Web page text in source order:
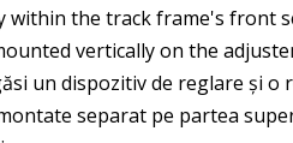
within the track frame's front
vertically on the
un dispozitiv de reglare și
separat pe partea